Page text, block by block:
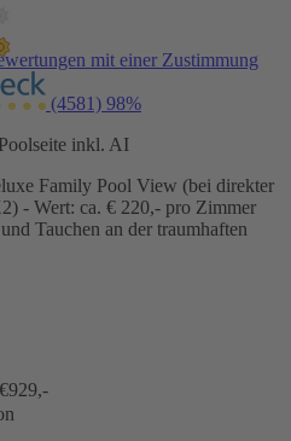
mit einer Zustimmung
(4581) 98%
inkl. AI
Family Pool View (bei direkter
- Wert: ca. € 220,- pro Zimmer
Tauchen an der traumhaften
929,-